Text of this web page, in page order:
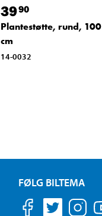
3990
Plantestøtte, rund, 100
cm
14-0032
FØLG BILTEMA